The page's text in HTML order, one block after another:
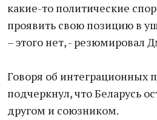
какие-то политические
проявить свою позицию в
– этого нет, - резюмировал
Говоря об интеграционных
подчеркнул, что Беларусь
другом и союзником.